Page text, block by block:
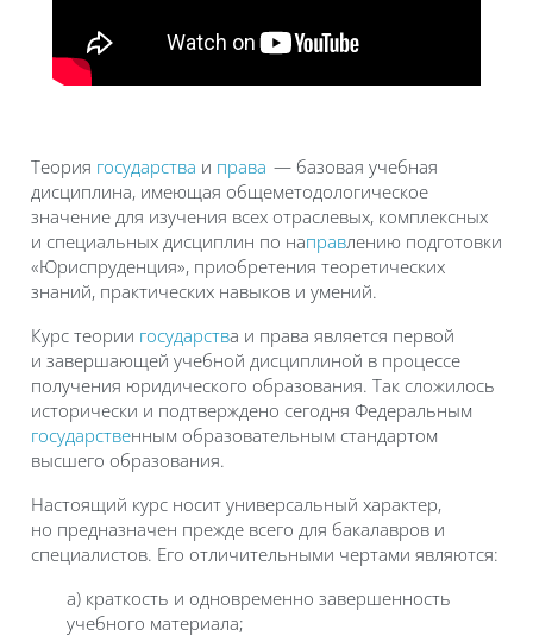
Теория государства и права — базовая учебная
дисциплина, имеющая общеметодологическое
значение для изучения всех отраслевых, комплексных
и специальных дисциплин по направлению подготовки
«Юриспруденция», приобретения теоретических
знаний, практических навыков и умений.
Курс теории государства и права является первой
и завершающей учебной дисциплиной в процессе
получения юридического образования. Так сложилось
исторически и подтверждено сегодня Федеральным
государственным образовательным стандартом
высшего образования.
Настоящий курс носит универсальный характер,
но предназначен прежде всего для бакалавров и
специалистов. Его отличительными чертами являются:
а) краткость и одновременно завершенность
учебного материала;